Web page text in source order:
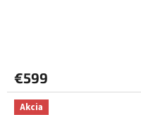
€599
Akcia